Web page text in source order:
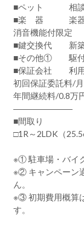
■ペット 相談
■楽 器 楽器相
消音機能付限定
■鍵交換代 新築
■その他① 駆付け
■保証会社 利用
初回保証委託料/
年間継続料/0.8万
―――――――
■間取り
□1R～2LDK（
※① 駐車場・バイ
※② キャンペーン
ん。
※③ 初期費用概算
す。